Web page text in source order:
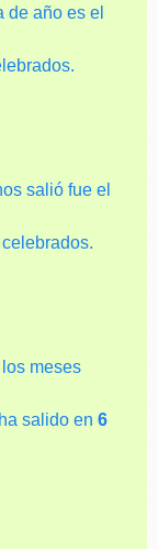
de año es el
salió fue el
meses
salido en6